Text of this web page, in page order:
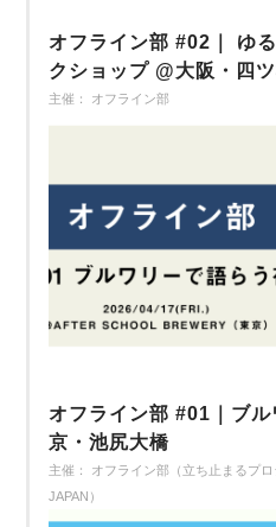
オフライン部 #02｜ ゆ
クショップ @大阪・四
主催： オフライン部
オフライン部 #01｜ブ
京・池尻大橋
主催： オフライン部（立ち止まるプ
JAPAN）